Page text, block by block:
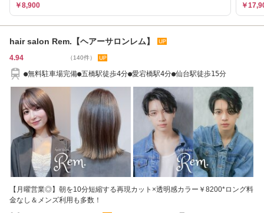
￥8,900 ￥
hair salon Rem.【ヘアーサロンレム】
4.94 （140件）
●無料駐車場完備●五橋駅徒歩4分●愛宕橋駅4分●仙台駅徒歩15分
【月曜営業◎】朝を10分短縮する再現カット×透明感カラー￥8200*ロング料
金なし＆メンズ利用も多数！